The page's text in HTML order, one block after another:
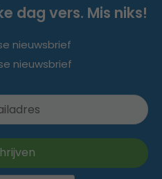
dag vers. Mis niks!
nieuwsbrief
nieuwsbrief